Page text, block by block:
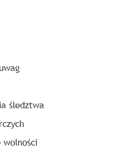
śledztwa